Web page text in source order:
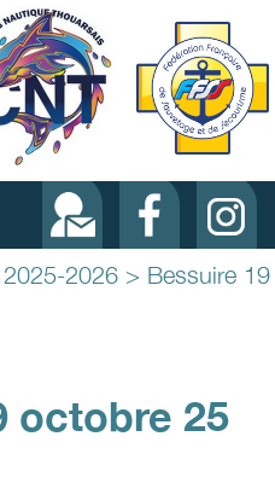
2026 > Bessuire 19
octobre 25